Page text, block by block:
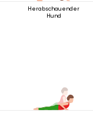
Herabschauender
Hund